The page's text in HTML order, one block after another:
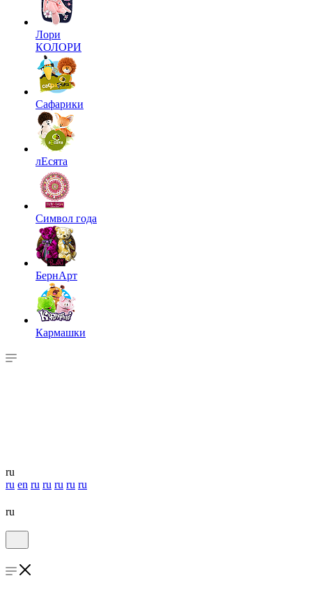
Лори
КОЛОРИ
Сафарики
лЕсята
Символ года
БернАрт
Кармашки
ru
ru en ru ru ru ru ru
ru